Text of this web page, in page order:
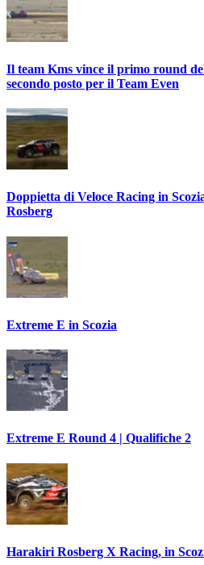
Il team Kms vince il primo round
secondo posto per il Team Even
Doppietta di Veloce Racing in
Rosberg
Extreme E in Scozia
Extreme E Round 4 | Qualifiche 2
Harakiri Rosberg X Racing, in